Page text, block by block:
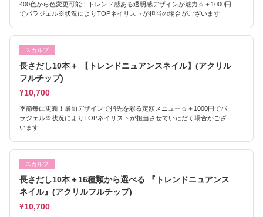
400色から色変更可能！トレンド感ある透明感デザインが魅力☆＋1000円
でパラジェル※状況によりTOPネイリストが担当の場合がございます
スカルプ
長さだし10本＋ 【トレンドニュアンスネイル】(アクリル
フルチップ)
¥10,700
季節毎に更新！最旬デザインで指先を彩る定額メニュー☆＋1000円でパ
ラジェル※状況によりTOPネイリストが担当させていただく場合がござ
います
スカルプ
長さだし10本＋16種類から選べる 『トレンドニュアンス
ネイル』(アクリルフルチップ)
¥10,700